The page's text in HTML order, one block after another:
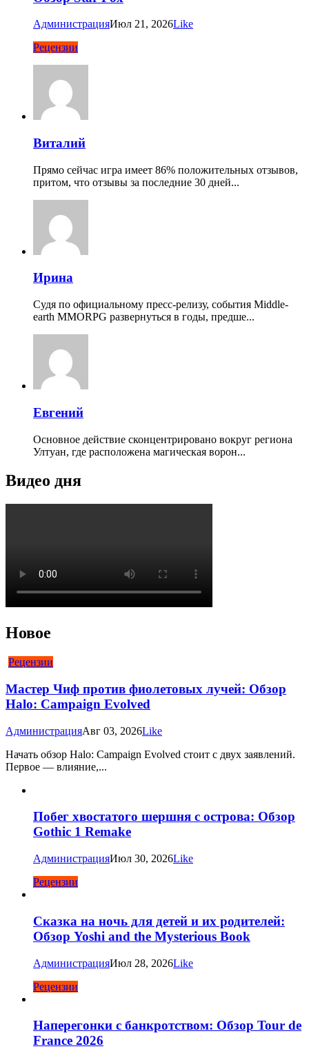
АдминистрацияИюл 21, 2026Like
Рецензии
Виталий
Прямо сейчас игра имеет 86% положительных отзывов,
притом, что отзывы за последние 30 дней...
Ирина
Судя по официальному пресс-релизу, события Middle-
earth MMORPG развернуться в годы, предше...
Евгений
Основное действие сконцентрировано вокруг региона
Ултуан, где расположена магическая ворон...
Видео дня
Новое
Рецензии
Мастер Чиф против фиолетовых лучей: Обзор
Halo: Campaign Evolved
АдминистрацияАвг 03, 2026Like
Начать обзор Halo: Campaign Evolved стоит с двух заявлений.
Первое — влияние,...
Побег хвостатого шершня с острова: Обзор
Gothic 1 Remake
АдминистрацияИюл 30, 2026Like
Рецензии
Сказка на ночь для детей и их родителей:
Обзор Yoshi and the Mysterious Book
АдминистрацияИюл 28, 2026Like
Рецензии
Наперегонки с банкротством: Обзор Tour de
France 2026